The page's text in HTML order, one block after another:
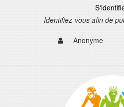
Identifiez-vous afin de
Anonyme